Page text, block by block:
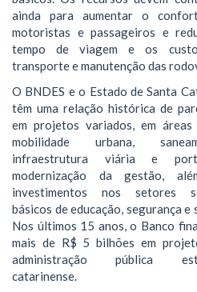
ainda para aumentar o
motoristas e passageiros e
tempo de viagem e os
transporte e manutenção das
O BNDES e o Estado de Santa
têm uma relação histórica de
em projetos variados, em áreas
mobilidade urbana,
infraestrutura viária e
modernização da gestão,
investimentos nos setores
básicos de educação, segurança e
Nos últimos 15 anos, o Banco
mais de R$ 5 bilhões em
administração pública
catarinense.